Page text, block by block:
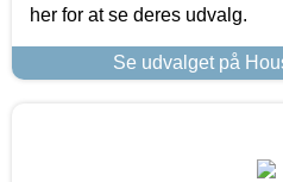
her for at se deres udvalg.
Se udvalget på